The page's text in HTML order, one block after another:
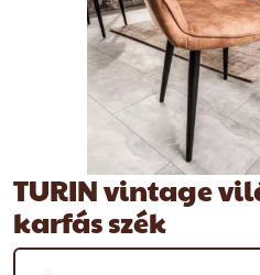
TURIN vintage
karfás szék